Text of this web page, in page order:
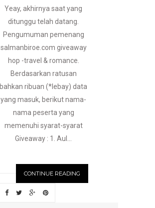
Yeay, akhirnya saat yang
ditunggu telah datang.
Pengumuman pemenang
salmanbiroe.com giveaway
hop -travel & romance.
Berdasarkan ratusan
bahkan ribuan (*lebay) data
yang masuk, berikut nama-
nama peserta yang
memenuhi syarat-syarat
Giveaway : 1. Aul...
CONTINUE READING